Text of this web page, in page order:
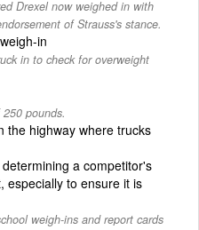
Drexel now weighed in with
of Strauss's stance.
in
in to check for overweight
pounds.
the highway where trucks
a competitor's
especially to ensure it is
weigh-ins and report cards